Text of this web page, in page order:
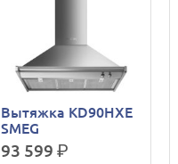
Вытяжка KD90HXE
SMEG
93 599 р.